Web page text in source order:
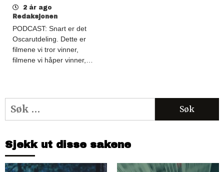
2 år ago
Redaksjonen
PODCAST: Snart er det
Oscarutdeling. Dette er
filmene vi tror vinner,
filmene vi håper vinner,…
Søk
etter:
Sjekk ut disse sakene